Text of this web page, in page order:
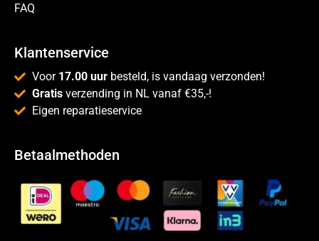
FAQ
Klantenservice
Voor 17.00 uur besteld, is vandaag verzonden!
Gratis verzending in NL vanaf €35,-!
Eigen reparatieservice
Betaalmethoden